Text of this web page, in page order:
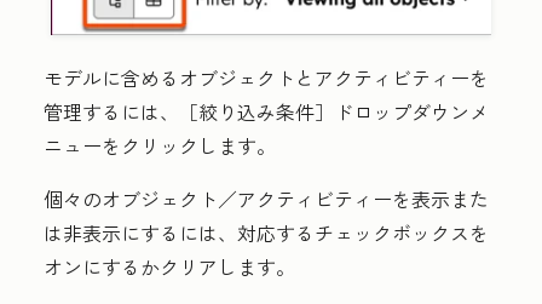
モデルに含めるオブジェクトとアクティビティーを
管理するには、［絞り込み条件］
ドロップダウンメ
ニューをクリックします。
個々のオブジェクト／アクティビティーを表示また
は非表示にするには、対応するチェックボックスを
オンにするかクリアします。